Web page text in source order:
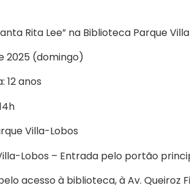
Rita Lee” na Biblioteca Parque
2025 (domingo)
12 anos
Villa-Lobos
Lobos – Entrada pelo portão
acesso à biblioteca, à Av. Queiroz